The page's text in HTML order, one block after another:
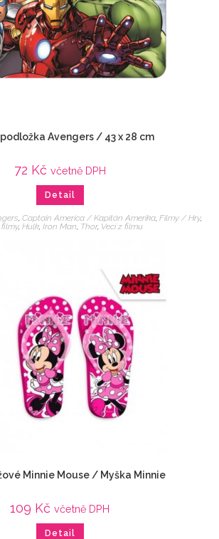
Avengers / 43 x 28 cm
72 Kč včetně DPH
Detail
, Captain America / Kapitán Amerika, Filmy / Hry,
, Hulk, Iron Man, Thor, Veci z filmu
Minnie Mouse / Myška Minnie
109 Kč včetně DPH
Detail